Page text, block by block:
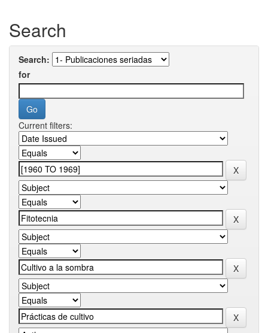
Search
Search:
for
Current filters: